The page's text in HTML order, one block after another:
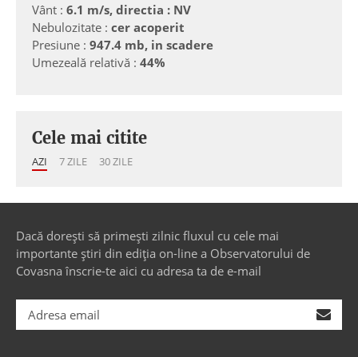
Vânt : 6.1 m/s, directia : NV
Nebulozitate : cer acoperit
Presiune : 947.4 mb, in scadere
Umezeală relativă : 44%
Cele mai citite
AZI 7 ZILE 30 ZILE
Dacă dorești să primești zilnic fluxul cu cele mai
importante știri din ediția on-line a Observatorului de
Covasna înscrie-te aici cu adresa ta de e-mail